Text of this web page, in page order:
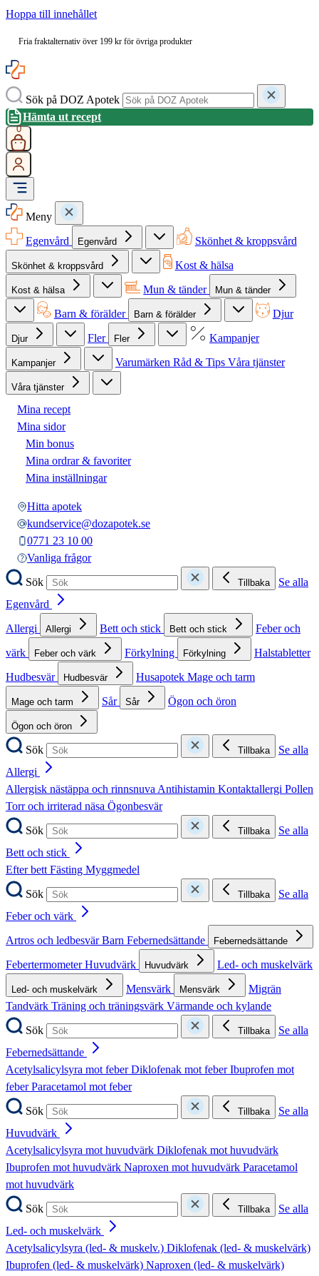
Hoppa till innehållet
Fria fraktalternativ över 199 kr för övriga produkter
Sök på DOZ Apotek
Hämta ut recept
0
Meny
Egenvård
Egenvård Skönhet & kroppsvård
Skönhet & kroppsvård Kost & hälsa
Kost & hälsa Mun & tänder Mun & tänder
Barn & förälder Barn & förälder Djur
Djur Fler Fler Kampanjer
Kampanjer Varumärken Råd & Tips Våra tjänster
Våra tjänster
Mina recept
Mina sidor
Min bonus
Mina ordrar & favoriter
Mina inställningar
Hitta apotek
kundservice@dozapotek.se
0771 23 10 00
Vanliga frågor
Sök
Tillbaka
Se alla
Egenvård
Allergi
Allergi Bett och stick Bett och stick
Feber och
värk
Feber och värk Förkylning Förkylning
Halstabletter
Hudbesvär
Hudbesvär Husapotek Mage och tarm
Mage och tarm Sår Sår Ögon och öron
Ögon och öron
Sök Tillbaka
Se alla
Allergi
Allergisk nästäppa och rinnsnuvaAntihistamin Kontaktallergi Pollen
Torr och irriterad näsa Ögonbesvär
Sök
Tillbaka
Se alla
Bett och stick
Efter bettFästing Myggmedel
Sök
Tillbaka
Se alla
Feber och värk
Artros och ledbesvärBarn Febernedsättande Febernedsättande
FebertermometerHuvudvärk Huvudvärk Led- och muskelvärk
Led- och muskelvärk Mensvärk Mensvärk
Migrän
Tandvärk Träning och träningsvärk Värmande och kylande
Sök
Tillbaka
Se alla
Febernedsättande
Acetylsalicylsyra mot feberDiklofenak mot feberIbuprofen mot
feberParacetamol mot feber
Sök
Tillbaka
Se alla
Huvudvärk
Acetylsalicylsyra mot huvudvärk Diklofenak mot huvudvärk
Ibuprofen mot huvudvärk Naproxen mot huvudvärk Paracetamol
mot huvudvärk
Sök
Tillbaka
Se alla
Led- och muskelvärk
Acetylsalicylsyra (led- & muskelv.) Diklofenak (led- & muskelvärk)
Ibuprofen (led- & muskelvärk) Naproxen (led- & muskelvärk)